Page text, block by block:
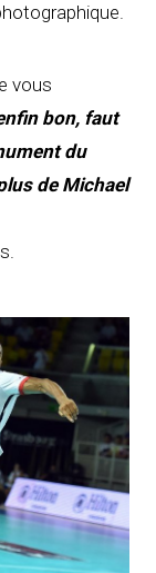
vous
bon, faut
du
de Michael